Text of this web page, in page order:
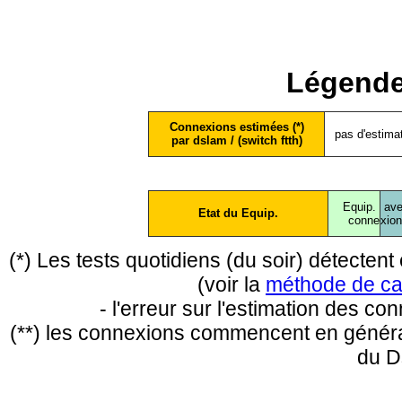
Connexions estimées (*)
par dslam / (switch ftth)
pas
Etat du Equip.
Equip.
conne
(*) Les tests quotidiens (du soir)
(voir la méthode de
- l'erreur sur l'estimation des
(**) les connexions commencent en
du